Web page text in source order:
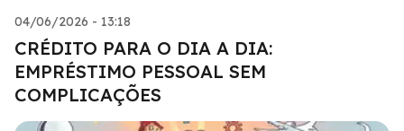
04/06/2026 - 13:18
CRÉDITO PARA O DIA A DIA:
EMPRÉSTIMO PESSOAL SEM
COMPLICAÇÕES